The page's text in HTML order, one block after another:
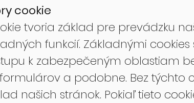
cookie
tvoria základ pre prevádzku
funkcií. Základnými
k zabezpečeným oblastiam
a podobne. Bez týchto
našich stránok. Pokiaľ tieto